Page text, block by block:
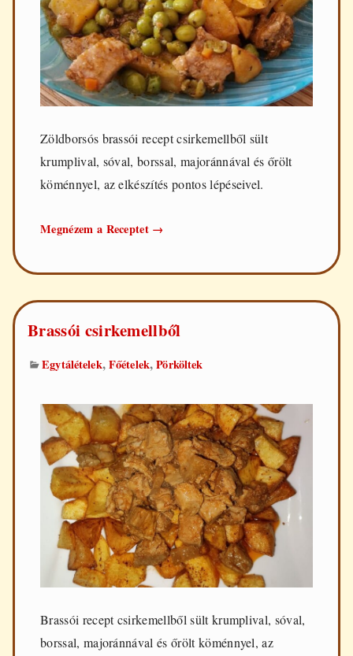
Zöldborsós brassói recept csirkemellből sült
krumplival, sóval, borssal, majoránnával és őrölt
köménnyel, az elkészítés pontos lépéseivel.
Megnézem a Receptet Zöldborsós
→
Brassói csirkemellből
Egytálételek,Főételek,Pörköltek
Brassói recept csirkemellből sült krumplival, sóval,
borssal, majoránnával és őrölt köménnyel, az